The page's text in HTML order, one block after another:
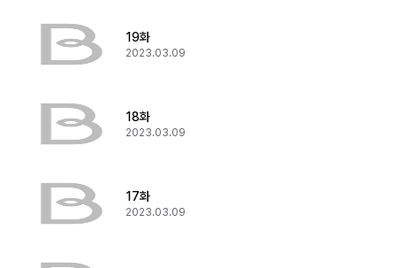
19화
2023.03.09
18화
2023.03.09
17화
2023.03.09